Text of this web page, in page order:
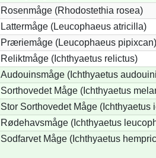
Rosenmåge (Rhodostethia rosea)
Lattermåge (Leucophaeus atricilla)
Præriemåge (Leucophaeus pipixcan)
Reliktmåge (Ichthyaetus relictus)
Audouinsmåge (Ichthyaetus
Sorthovedet Måge (Ichthyaetus
Stor Sorthovedet Måge (Ichthyaetus
Rødehavsmåge (Ichthyaetus
Sodfarvet Måge (Ichthyaetus